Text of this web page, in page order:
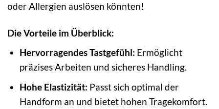
oder Allergien auslösen könnten!
Die Vorteile im Überblick:
Hervorragendes Tastgefühl: Ermöglicht
präzises Arbeiten und sicheres Handling.
Hohe Elastizität: Passt sich optimal der
Handform an und bietet hohen Tragekomfort.